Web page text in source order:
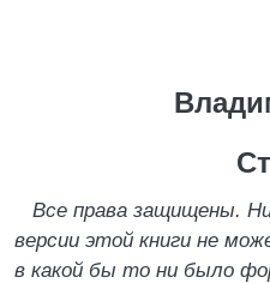
Все права защищены.
версии этой книги не
в какой бы то ни было